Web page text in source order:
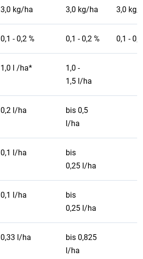
3,0 kg/ha 3,0 kg/ha 3,0 kg/
0,1 - 0,2 % 0,1 - 0,2 % 0,1 -
1,0 l /ha*
1,0 -
1,5 l/ha
0,2 l/ha
bis 0,5
l/ha
0,1 l/ha
bis
0,25 l/ha
0,1 l/ha
bis
0,25 l/ha
0,33 l/ha
bis 0,825
l/ha